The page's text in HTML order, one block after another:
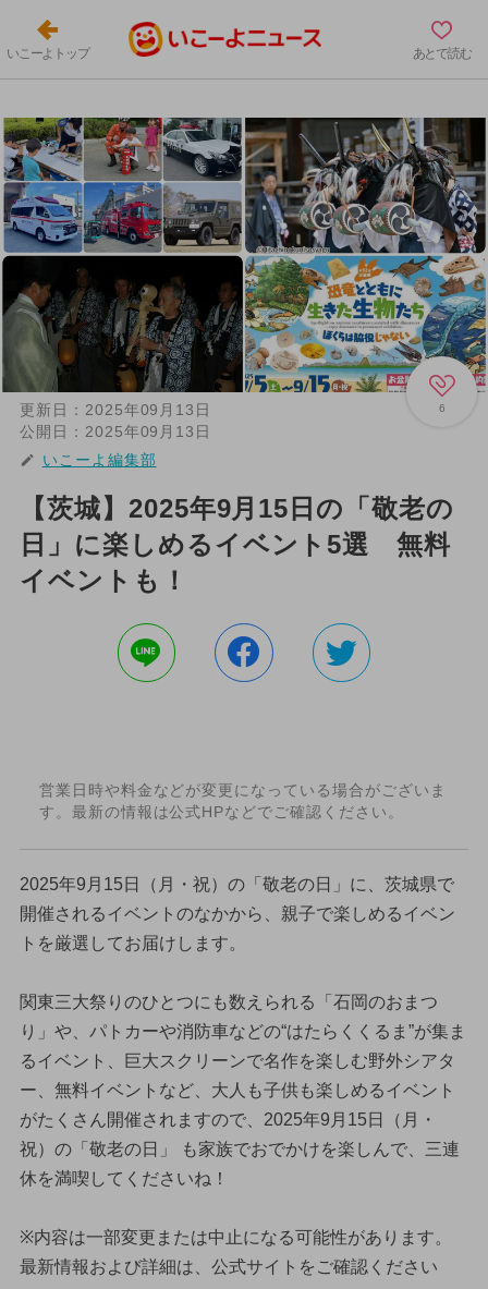
いこーよトップ あとで読む
6
更新日： 2025年09月13日
公開日： 2025年09月13日
いこーよ編集部
【茨城】2025年9月15日の「敬老の
日」に楽しめるイベント5選 無料
イベントも！
営業日時や料金などが変更になっている場合がございま
す。最新の情報は公式HPなどでご確認ください。
2025年9月15日（月・祝）の「敬老の日」に、茨城県で
開催されるイベントのなかから、親子で楽しめるイベン
トを厳選してお届けします。
関東三大祭りのひとつにも数えられる「石岡のおまつ
り」や、パトカーや消防車などの“はたらくくるま”が集ま
るイベント、巨大スクリーンで名作を楽しむ野外シアタ
ー、無料イベントなど、大人も子供も楽しめるイベント
がたくさん開催されますので、2025年9月15日（月・
祝）の「敬老の日」 も家族でおでかけを楽しんで、三連
休を満喫してくださいね！
※内容は一部変更または中止になる可能性があります。
最新情報および詳細は、公式サイトをご確認ください